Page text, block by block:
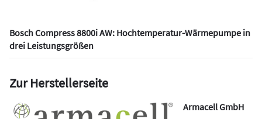
Bosch Compress 8800i AW: Hochtemperatur-Wärmepumpe in
drei Leistungsgrößen
Zur Herstellerseite
Armacell GmbH